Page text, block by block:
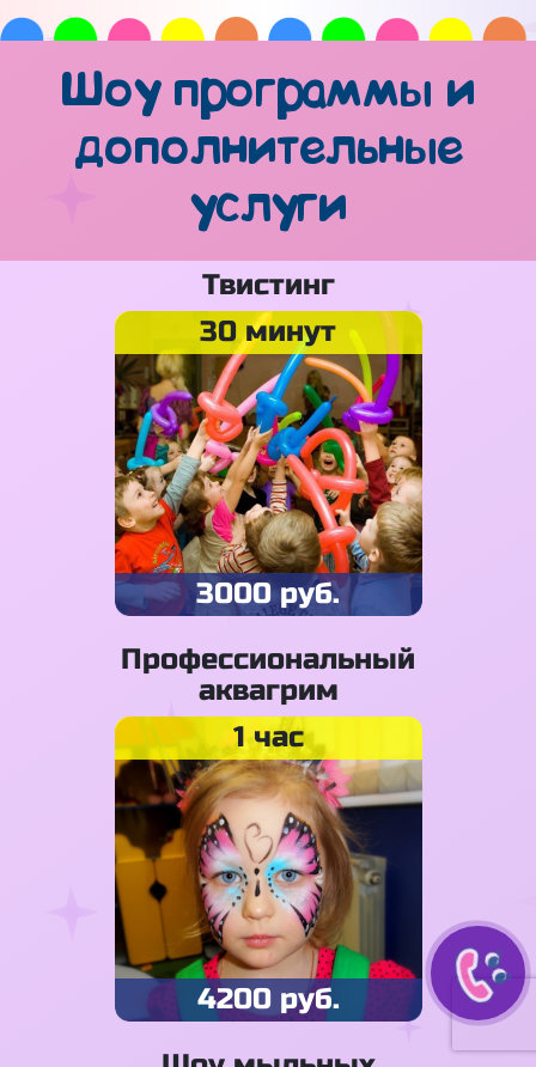
Шоу программы и
дополнительные
услуги
Твистинг
30 минут
3000 руб.
Профессиональный
аквагрим
1 час
4200 руб.